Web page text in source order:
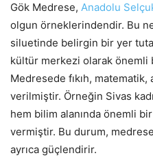
Gök Medrese, Anadolu
olgun örneklerindendir. Bu
siluetinde belirgin bir yer
kültür merkezi olarak önemli
Medresede fıkıh,
verilmiştir. Örneğin Sivas
hem bilim alanında önemli
vermiştir. Bu durum,
ayrıca güçlendirir.